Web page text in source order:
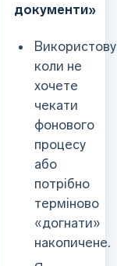
документи»
коли не
хочете
чекати
фонового
процесу
або
потрібно
терміново
«догнати»
накопичене.